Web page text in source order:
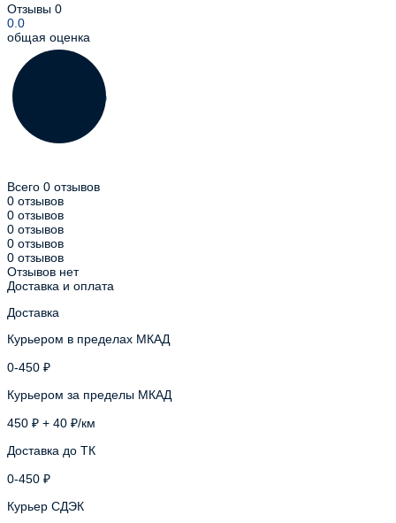
Отзывы 0
0.0
общая оценка
Всего 0 отзывов
0 отзывов
0 отзывов
0 отзывов
0 отзывов
0 отзывов
Отзывов нет
Доставка и оплата
Доставка
Курьером в пределах МКАД
0-450 ₽
Курьером за пределы МКАД
450 ₽ + 40 ₽/км
Доставка до ТК
0-450 ₽
Курьер СДЭК